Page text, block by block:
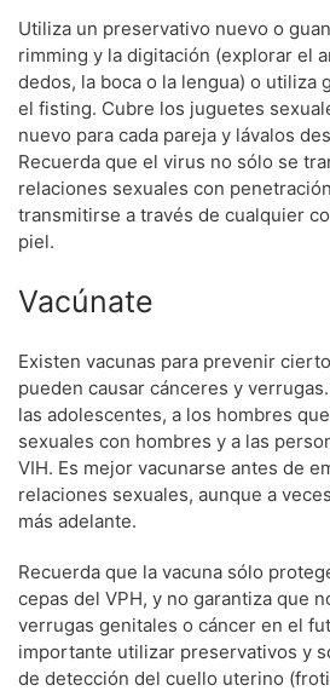
Utiliza un preservativo nuevo o
rimming y la digitación (explorar el
dedos, la boca o la lengua) o utiliza
el fisting. Cubre los juguetes
nuevo para cada pareja y lávalos
Recuerda que el virus no sólo se
relaciones sexuales con
transmitirse a través de cualquier
piel.
Vacúnate
Existen vacunas para prevenir
pueden causar cánceres y
las adolescentes, a los hombres
sexuales con hombres y a las
VIH. Es mejor vacunarse antes de
relaciones sexuales, aunque a
más adelante.
Recuerda que la vacuna sólo
cepas del VPH, y no garantiza que
verrugas genitales o cáncer en el
importante utilizar preservativos y
de detección del cuello uterino